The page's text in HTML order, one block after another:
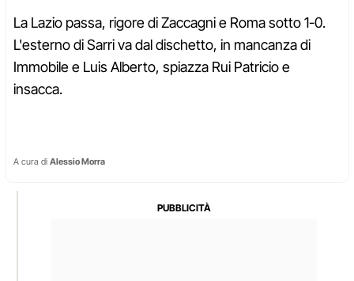
La Lazio passa, rigore di Zaccagni e Roma sotto 1-0.
L'esterno di Sarri va dal dischetto, in mancanza di
Immobile e Luis Alberto, spiazza Rui Patricio e
insacca.
A cura di Alessio Morra